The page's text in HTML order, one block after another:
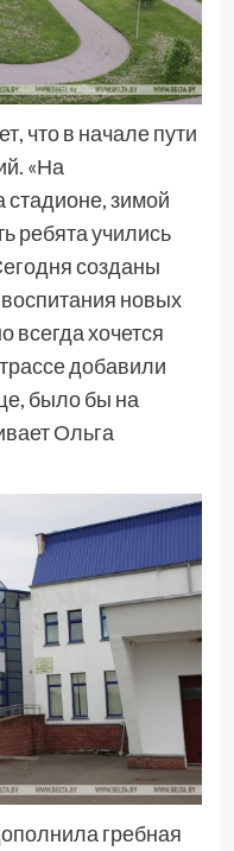
что в начале пути
«На
зимой
ребята учились
созданы
новых
всегда хочется
добавили
было бы на
Ольга
гребная